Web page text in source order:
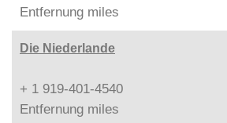
Entfernung miles
Die Niederlande
+ 1 919-401-4540
Entfernung miles